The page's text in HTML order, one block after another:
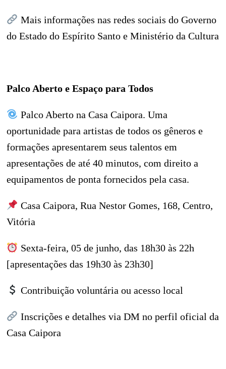
Mais informações nas redes sociais do Governo
do Estado do Espírito Santo e Ministério da Cultura
Palco Aberto e Espaço para Todos
Palco Aberto na Casa Caipora. Uma
oportunidade para artistas de todos os gêneros e
formações apresentarem seus talentos em
apresentações de até 40 minutos, com direito a
equipamentos de ponta fornecidos pela casa.
Casa Caipora, Rua Nestor Gomes, 168, Centro,
Vitória
Sexta-feira, 05 de junho, das 18h30 às 22h
[apresentações das 19h30 às 23h30]
Contribuição voluntária ou acesso local
Inscrições e detalhes via DM no perfil oficial da
Casa Caipora